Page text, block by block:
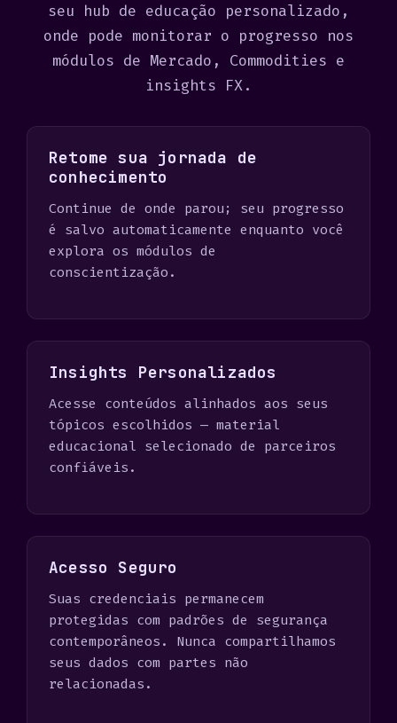
seu hub de educação personalizado,
onde pode monitorar o progresso nos
módulos de Mercado, Commodities e
insights FX.
Retome sua jornada de
conhecimento
Continue de onde parou; seu progresso
é salvo automaticamente enquanto você
explora os módulos de
conscientização.
Insights Personalizados
Acesse conteúdos alinhados aos seus
tópicos escolhidos — material
educacional selecionado de parceiros
confiáveis.
Acesso Seguro
Suas credenciais permanecem
protegidas com padrões de segurança
contemporâneos. Nunca compartilhamos
seus dados com partes não
relacionadas.